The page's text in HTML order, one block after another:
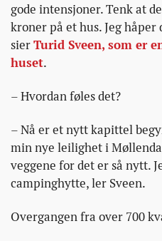
gode intensjoner. Tenk at
kroner på et hus. Jeg
sierTurid Sveen, som er
huset.
– Hvordan føles det?
– Nå er et nytt kapittel
min nye leilighet i
veggene for det er så nytt.
campinghytte, ler Sveen.
Overgangen fra over 700